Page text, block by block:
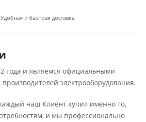
Удобная и быстрая доставка
года и являемся официальными
электрооборудования.
наш Клиент купил именно то,
и мы профессионально